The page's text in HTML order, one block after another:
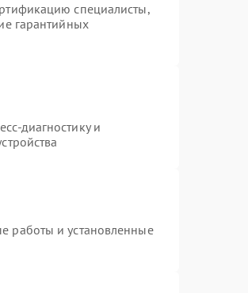
специалисты,
гарантийных
диагностику и
работы и установленные